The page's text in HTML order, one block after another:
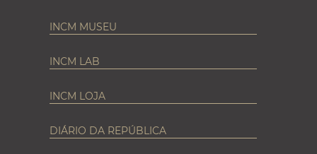
INCM MUSEU
INCM LAB
INCM LOJA
DIÁRIO DA REPÚBLICA